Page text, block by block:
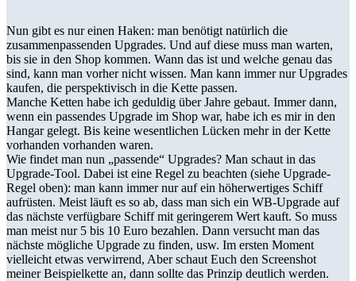
Nun gibt es nur einen Haken: man benötigt natürlich die
zusammenpassenden Upgrades. Und auf diese muss man warten,
bis sie in den Shop kommen. Wann das ist und welche genau das
sind, kann man vorher nicht wissen. Man kann immer nur Upgrades
kaufen, die perspektivisch in die Kette passen.
Manche Ketten habe ich geduldig über Jahre gebaut. Immer dann,
wenn ein passendes Upgrade im Shop war, habe ich es mir in den
Hangar gelegt. Bis keine wesentlichen Lücken mehr in der Kette
vorhanden vorhanden waren.
Wie findet man nun „passende“ Upgrades? Man schaut in das
Upgrade-Tool. Dabei ist eine Regel zu beachten (siehe Upgrade-
Regel oben): man kann immer nur auf ein höherwertiges Schiff
aufrüsten. Meist läuft es so ab, dass man sich ein WB-Upgrade auf
das nächste verfügbare Schiff mit geringerem Wert kauft. So muss
man meist nur 5 bis 10 Euro bezahlen. Dann versucht man das
nächste mögliche Upgrade zu finden, usw. Im ersten Moment
vielleicht etwas verwirrend, Aber schaut Euch den Screenshot
meiner Beispielkette an, dann sollte das Prinzip deutlich werden.